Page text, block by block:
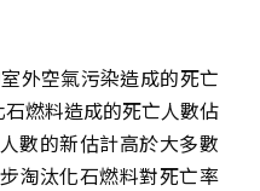
外空氣污染造成的死亡
燃料造成的死亡人數佔
數的新估計高於大多數
淘汰化石燃料對死亡率